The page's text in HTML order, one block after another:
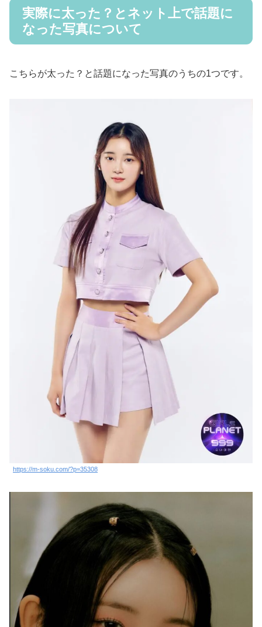
実際に太った？とネット上で話題に
なった写真について
こちらが太った？と話題になった写真のうちの1つです。
https://m-soku.com/?p=35308